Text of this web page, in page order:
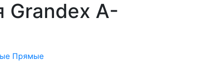
Grandex A-
Прямые